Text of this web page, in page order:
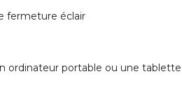
fermeture éclair
ordinateur portable ou une